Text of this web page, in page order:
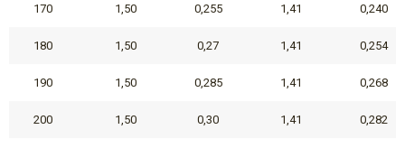
170 1,50 0,255 1,41 0,240
180 1,50 0,27 1,41 0,254
190 1,50 0,285 1,41 0,268
200 1,50 0,30 1,41 0,282